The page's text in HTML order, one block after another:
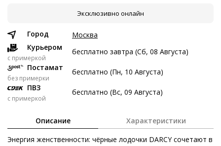
21 авг
4 сен
Без переплат
Долями
Разделите стоимость покупки
Заплатите сейчас только часть, а оставшееся будем
Эксклюзивно онлайн
Город
Москва
Курьером
c примеркой
бесплатно завтра (Сб, 08 Августа)
Постамат
без примерки
бесплатно (Пн, 10 Августа)
ПВЗ
с примеркой
бесплатно (Вс, 09 Августа)
Описание Характеристики
Энергия женственности: чёрные лодочки DARCY сочетают в